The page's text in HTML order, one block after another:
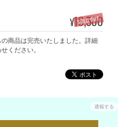
¥16,500
SOLD OUT
商品は完売いたしました。詳細
ください。
通報する